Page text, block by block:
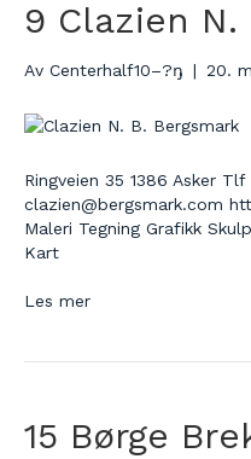
9 Clazien N.
Av Centerhalf10–?ŋ | 20.
Ringveien 35 1386 Asker
clazien@bergsmark.com
Maleri Tegning Grafikk
Kart
Les mer
15 Børge